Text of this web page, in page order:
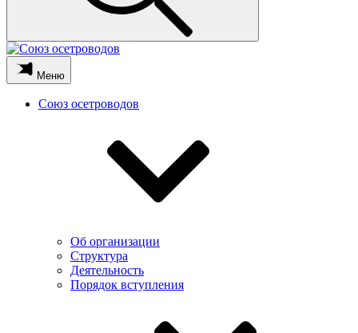
Меню
Союз осетроводов
Об организации
Структура
Деятельность
Порядок вступления